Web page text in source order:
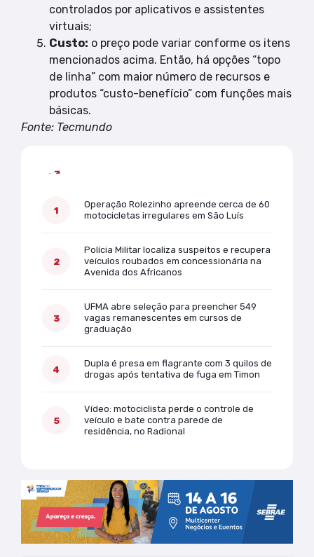
controlados por aplicativos e assistentes
virtuais;
Custo: o preço pode variar conforme os itens
mencionados acima. Então, há opções “topo
de linha” com maior número de recursos e
produtos “custo-benefício” com funções mais
básicas.
Fonte: Tecmundo
Operação Rolezinho apreende cerca de 60
motocicletas irregulares em São Luís
Polícia Militar localiza suspeitos e recupera
veículos roubados em concessionária na
Avenida dos Africanos
UFMA abre seleção para preencher 549
vagas remanescentes em cursos de
graduação
Dupla é presa em flagrante com 3 quilos de
drogas após tentativa de fuga em Timon
Vídeo: motociclista perde o controle de
veículo e bate contra parede de
residência, no Radional